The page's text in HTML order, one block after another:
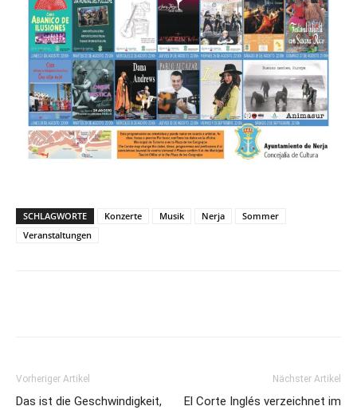
SCHLAGWORTE Konzerte Musik Nerja
Sommer
Veranstaltungen
Vorheriger Artikel
Das ist die Geschwindigkeit,
Nächster Artikel
El Corte Inglés verzeichnet im